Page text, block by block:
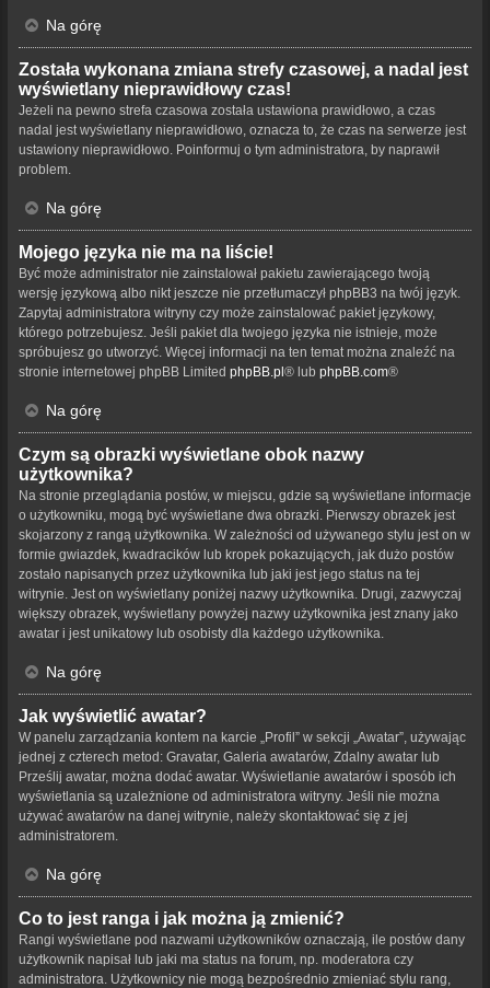
Na górę
Została wykonana zmiana strefy czasowej, a nadal jest
wyświetlany nieprawidłowy czas!
Jeżeli na pewno strefa czasowa została ustawiona prawidłowo, a czas
nadal jest wyświetlany nieprawidłowo, oznacza to, że czas na serwerze jest
ustawiony nieprawidłowo. Poinformuj o tym administratora, by naprawił
problem.
Na górę
Mojego języka nie ma na liście!
Być może administrator nie zainstalował pakietu zawierającego twoją
wersję językową albo nikt jeszcze nie przetłumaczył phpBB3 na twój język.
Zapytaj administratora witryny czy może zainstalować pakiet językowy,
którego potrzebujesz. Jeśli pakiet dla twojego języka nie istnieje, może
spróbujesz go utworzyć. Więcej informacji na ten temat można znaleźć na
stronie internetowej phpBB Limited phpBB.pl® lub phpBB.com®
Na górę
Czym są obrazki wyświetlane obok nazwy
użytkownika?
Na stronie przeglądania postów, w miejscu, gdzie są wyświetlane informacje
o użytkowniku, mogą być wyświetlane dwa obrazki. Pierwszy obrazek jest
skojarzony z rangą użytkownika. W zależności od używanego stylu jest on w
formie gwiazdek, kwadracików lub kropek pokazujących, jak dużo postów
zostało napisanych przez użytkownika lub jaki jest jego status na tej
witrynie. Jest on wyświetlany poniżej nazwy użytkownika. Drugi, zazwyczaj
większy obrazek, wyświetlany powyżej nazwy użytkownika jest znany jako
awatar i jest unikatowy lub osobisty dla każdego użytkownika.
Na górę
Jak wyświetlić awatar?
W panelu zarządzania kontem na karcie „Profil” w sekcji „Awatar”, używając
jednej z czterech metod: Gravatar, Galeria awatarów, Zdalny awatar lub
Prześlij awatar, można dodać awatar. Wyświetlanie awatarów i sposób ich
wyświetlania są uzależnione od administratora witryny. Jeśli nie można
używać awatarów na danej witrynie, należy skontaktować się z jej
administratorem.
Na górę
Co to jest ranga i jak można ją zmienić?
Rangi wyświetlane pod nazwami użytkowników oznaczają, ile postów dany
użytkownik napisał lub jaki ma status na forum, np. moderatora czy
administratora. Użytkownicy nie mogą bezpośrednio zmieniać stylu rang,